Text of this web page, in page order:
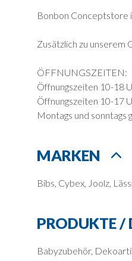
Bonbon Conceptstore
Zusätzlich zu unserem
ÖFFNUNGSZEITEN:
Öffnungszeiten 10-18
Öffnungszeiten 10-17
Montags und sonntags
MARKEN
Bibs, Cybex, Joolz,
PRODUKTE /
Babyzubehör,